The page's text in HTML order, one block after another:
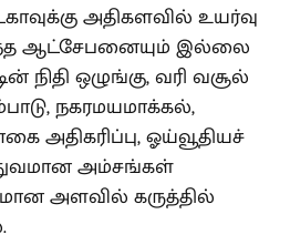
அதிகளவில் உயர்வு
ஆட்சேபனையும் இல்லை
நிதி ஒழுங்கு, வரி வசூல்
நகரமயமாக்கல்,
அதிகரிப்பு, ஓய்வூதியச்
அம்சங்கள்
அளவில் கருத்தில்